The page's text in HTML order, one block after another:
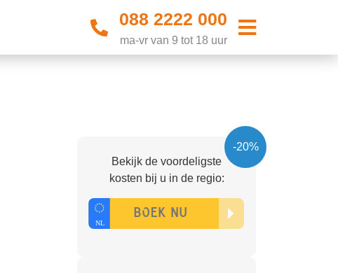
088 2222 000
ma-vr van 9 tot 18 uur
-20%
Bekijk de voordeligste
kosten bij u in de regio: